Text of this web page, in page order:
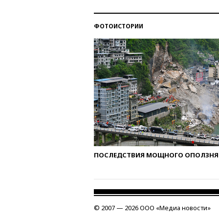
ФОТОИСТОРИИ
ПОСЛЕДСТВИЯ МОЩНОГО ОПОЛЗНЯ
© 2007 — 2026 ООО «Медиа новости»